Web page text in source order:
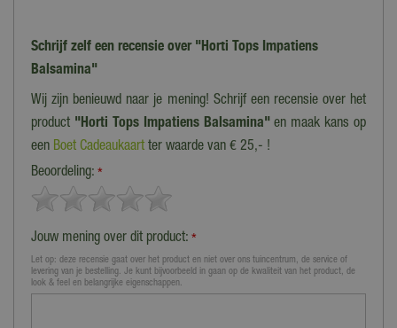
Schrijf zelf een recensie over "Horti Tops Impatiens
Balsamina"
Wij zijn benieuwd naar je mening! Schrijf een recensie over het
product "Horti Tops Impatiens Balsamina"en maak kans op
een Boet Cadeaukaart ter waarde van € 25,- !
Beoordeling: *
Jouw mening over dit product: *
Let op: deze recensie gaat over het product en niet over ons tuincentrum, de service of
levering van je bestelling. Je kunt bijvoorbeeld in gaan op de kwaliteit van het product, de
look & feel en belangrijke eigenschappen.